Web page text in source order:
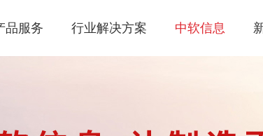
品服务 行业解决方案 中软信息